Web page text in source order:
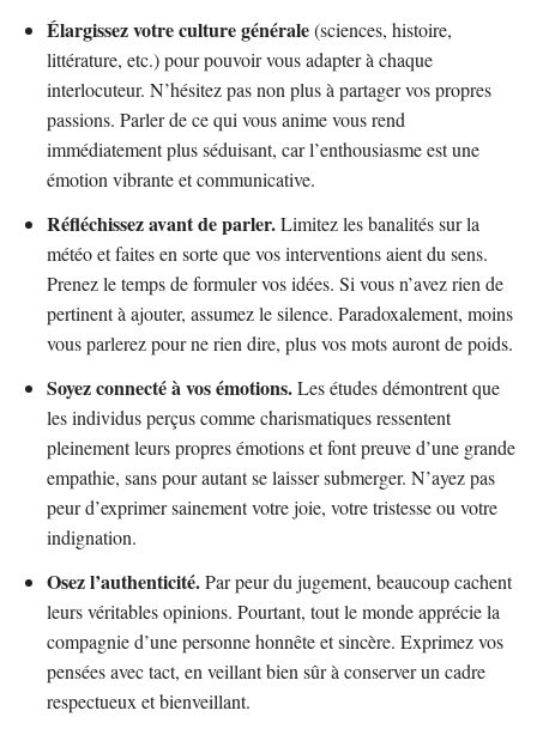
Élargissez votre culture générale(sciences, histoire,
littérature, etc.) pour pouvoir vous adapter à chaque
interlocuteur. N’hésitez pas non plus à partager vos propres
passions. Parler de ce qui vous anime vous rend
immédiatement plus séduisant, car l’enthousiasme est une
émotion vibrante et communicative.
Réfléchissez avant de parler.Limitez les banalités sur la
météo et faites en sorte que vos interventions aient du sens.
Prenez le temps de formuler vos idées. Si vous n’avez rien de
pertinent à ajouter, assumez le silence. Paradoxalement, moins
vous parlerez pour ne rien dire, plus vos mots auront de poids.
Soyez connecté à vos émotions.Les études démontrent que
les individus perçus comme charismatiques ressentent
pleinement leurs propres émotions et font preuve d’une grande
empathie, sans pour autant se laisser submerger. N’ayez pas
peur d’exprimer sainement votre joie, votre tristesse ou votre
indignation.
Osez l’authenticité.Par peur du jugement, beaucoup cachent
leurs véritables opinions. Pourtant, tout le monde apprécie la
compagnie d’une personne honnête et sincère. Exprimez vos
pensées avec tact, en veillant bien sûr à conserver un cadre
respectueux et bienveillant.